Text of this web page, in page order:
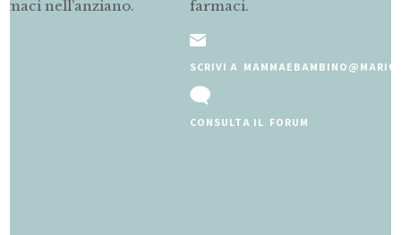
farmaci.
SCRIVI A MAMMAEBAMBINO@MARIONEGRI.IT